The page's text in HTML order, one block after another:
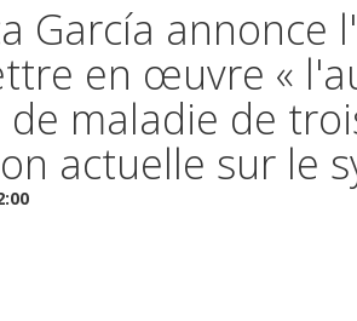
García annonce
en œuvre «
de maladie de
actuelle sur le